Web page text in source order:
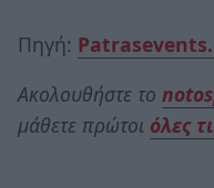
Πηγή:
Ακολουθήστε το
μάθετε πρώτοι όλες